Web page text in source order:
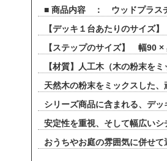
■ 商品内容 ： ウッドプラス
【デッキ１台あたりのサイ
【ステップのサイズ】 幅90
【材質】人工木（木の粉末を
天然木の粉末をミックスした
シリーズ商品に含まれる、デ
安定性を重視、そして幅広いシ
おうちやお庭の雰囲気に併せて